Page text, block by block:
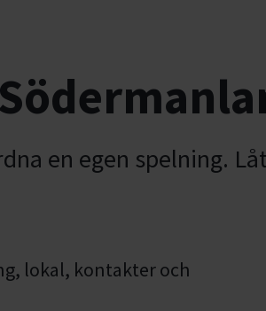
en egen spelning.
lokal, kontakter och